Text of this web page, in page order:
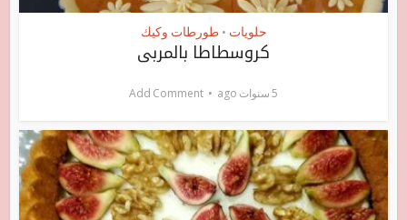
حلويات • طورطات وكيك
كروسطاطا بالمربى
5 سنوات ago Add Comment